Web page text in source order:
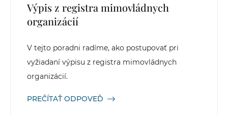
Výpis z registra mimovládnych
organizácií
V tejto poradni radíme, ako postupovať pri
vyžiadaní výpisu z registra mimovládnych
organizácií.
PREČÍTAŤ ODPOVEĎ